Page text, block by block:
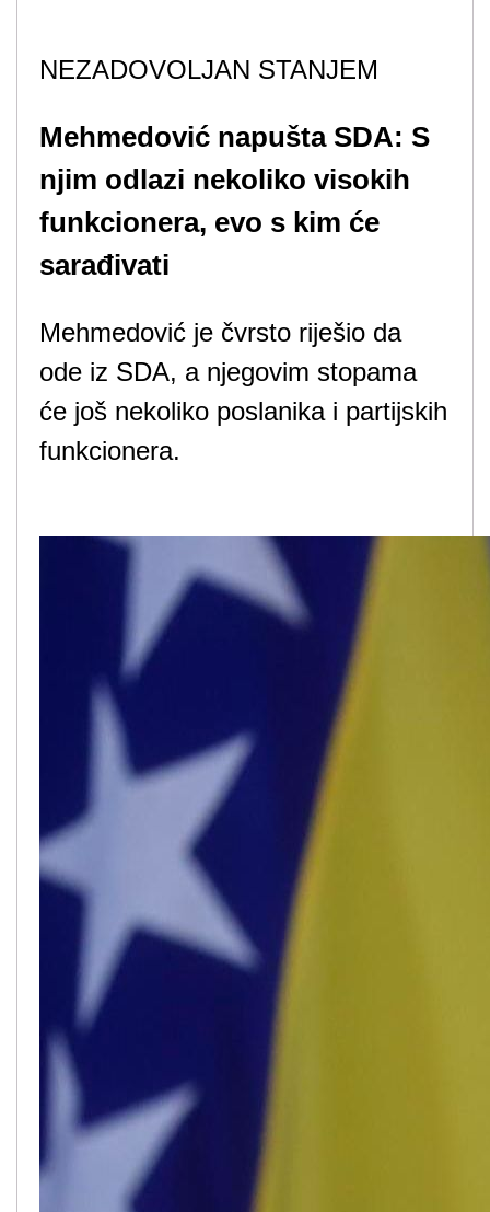
NEZADOVOLJAN STANJEM
Mehmedović napušta SDA: S
njim odlazi nekoliko visokih
funkcionera, evo s kim će
sarađivati
Mehmedović je čvrsto riješio da
ode iz SDA, a njegovim stopama
će još nekoliko poslanika i partijskih
funkcionera.